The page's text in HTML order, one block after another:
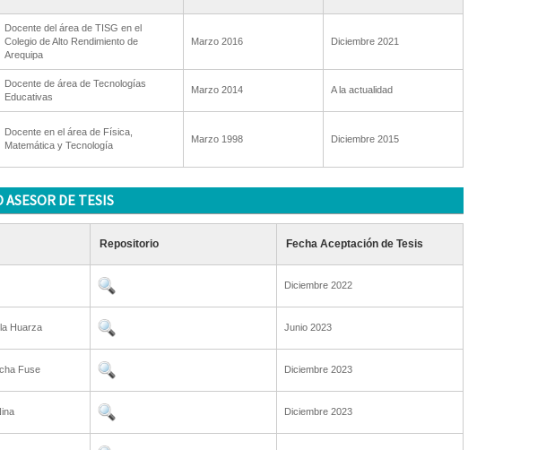
Docente del área de TISG en el
Colegio de Alto Rendimiento de
Arequipa
Marzo 2016 Diciembre 2021
Docente de área de Tecnologías
Educativas
Marzo 2014 A la actualidad
Docente en el área de Física,
Matemática y Tecnología
Marzo 1998 Diciembre 2015
DE TESIS
Repositorio Fecha Aceptación de Tesis
Diciembre 2022
Huarza Junio 2023
Fuse Diciembre 2023
Diciembre 2023